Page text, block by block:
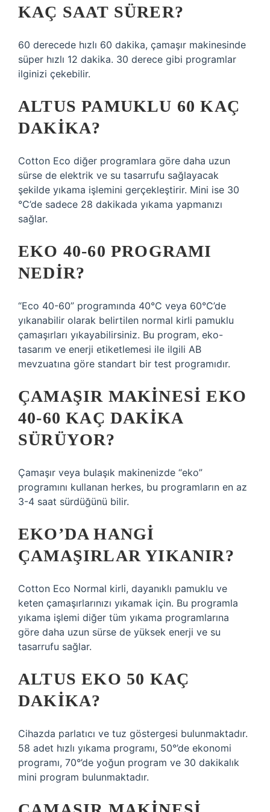
KAÇ SAAT SÜRER?
60 derecede hızlı 60 dakika, çamaşır makinesinde
süper hızlı 12 dakika. 30 derece gibi programlar
ilginizi çekebilir.
ALTUS PAMUKLU 60 KAÇ
DAKIKA?
Cotton Eco diğer programlara göre daha uzun
sürse de elektrik ve su tasarrufu sağlayacak
şekilde yıkama işlemini gerçekleştirir. Mini ise 30
°C’de sadece 28 dakikada yıkama yapmanızı
sağlar.
EKO 40-60 PROGRAMI
NEDIR?
“Eco 40-60” programında 40°C veya 60°C’de
yıkanabilir olarak belirtilen normal kirli pamuklu
çamaşırları yıkayabilirsiniz. Bu program, eko-
tasarım ve enerji etiketlemesi ile ilgili AB
mevzuatına göre standart bir test programıdır.
ÇAMAŞIR MAKINESI EKO
40-60 KAÇ DAKIKA
SÜRÜYOR?
Çamaşır veya bulaşık makinenizde “eko”
programını kullanan herkes, bu programların en az
3-4 saat sürdüğünü bilir.
EKO’DA HANGI
ÇAMAŞIRLAR YIKANIR?
Cotton Eco Normal kirli, dayanıklı pamuklu ve
keten çamaşırlarınızı yıkamak için. Bu programla
yıkama işlemi diğer tüm yıkama programlarına
göre daha uzun sürse de yüksek enerji ve su
tasarrufu sağlar.
ALTUS EKO 50 KAÇ
DAKIKA?
Cihazda parlatıcı ve tuz göstergesi bulunmaktadır.
58 adet hızlı yıkama programı, 50°’de ekonomi
programı, 70°’de yoğun program ve 30 dakikalık
mini program bulunmaktadır.